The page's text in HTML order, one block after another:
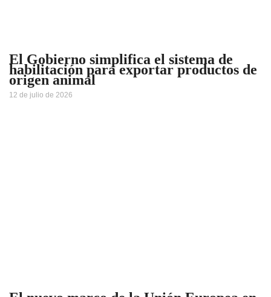
El Gobierno simplifica el sistema de
habilitación para exportar productos de
origen animal
12 de julio de 2026